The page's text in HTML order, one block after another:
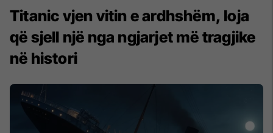
Titanic vjen vitin e ardhshëm, loja
që sjell një nga ngjarjet më tragjike
në histori